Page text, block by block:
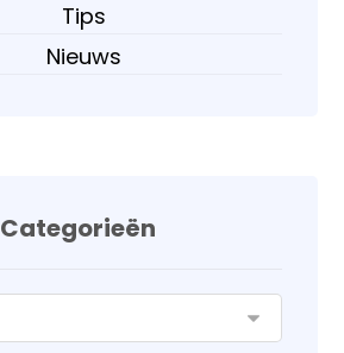
Tips
Nieuws
Categorieën